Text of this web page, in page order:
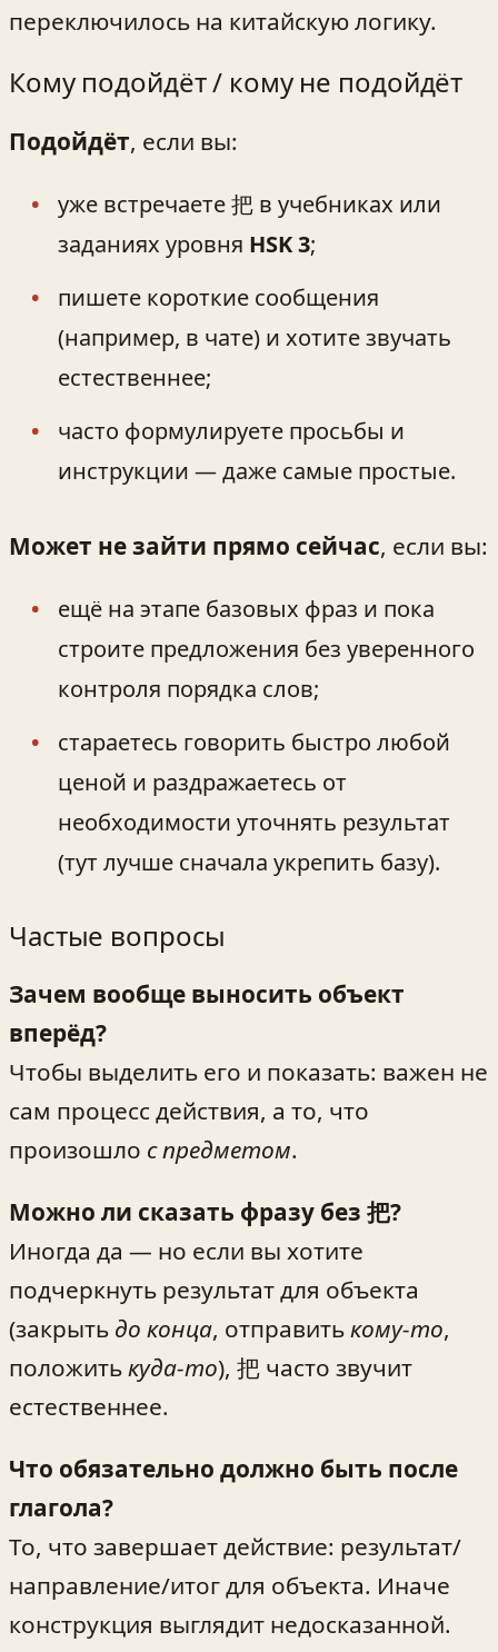
переключилось на китайскую логику.
Кому подойдёт / кому не подойдёт
Подойдёт, если вы:
уже встречаете 把 в учебниках или
заданиях уровня HSK 3;
пишете короткие сообщения
(например, в чате) и хотите звучать
естественнее;
часто формулируете просьбы и
инструкции — даже самые простые.
Может не зайти прямо сейчас, если вы:
ещё на этапе базовых фраз и пока
строите предложения без уверенного
контроля порядка слов;
стараетесь говорить быстро любой
ценой и раздражаетесь от
необходимости уточнять результат
(тут лучше сначала укрепить базу).
Частые вопросы
Зачем вообще выносить объект
вперёд?
Чтобы выделить его и показать: важен не
сам процесс действия, а то, что
произошло с предметом.
Можно ли сказать фразу без 把?
Иногда да — но если вы хотите
подчеркнуть результат для объекта
(закрыть до конца, отправитькому-то,
положитькуда-то), 把 часто звучит
естественнее.
Что обязательно должно быть после
глагола?
То, что завершает действие: результат/
направление/итог для объекта. Иначе
конструкция выглядит недосказанной.